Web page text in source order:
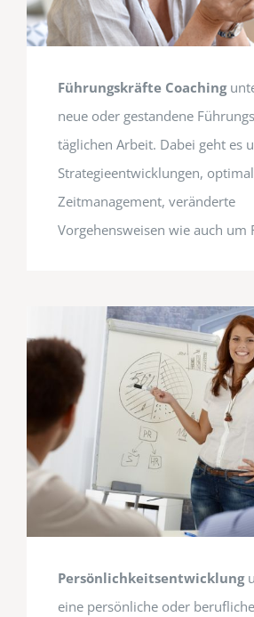
Führungskräfte Coaching
neue oder gestandene
täglichen Arbeit. Dabei geht es
Strategieentwicklungen,
Zeitmanagement, veränderte
Vorgehensweisen wie auch um
Persönlichkeitsentwicklung
eine persönliche oder berufliche